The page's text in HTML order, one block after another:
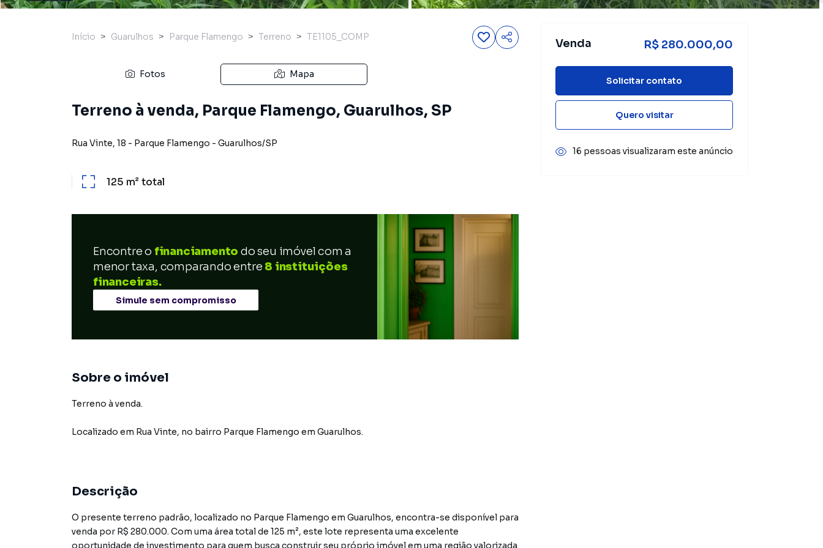
Início Guarulhos Parque Flamengo Terreno TE1105_COMP
Fotos Mapa
Terreno à venda, Parque Flamengo, Guarulhos, SP
Rua Vinte, 18 - Parque Flamengo - Guarulhos/SP
125 m²total
Encontre o financiamento do seu imóvel com a
menor taxa, comparando entre 8 instituições
financeiras.
Simule sem compromisso
Sobre o imóvel
Terreno à venda.
Localizado em Rua Vinte, no bairro Parque Flamengo em Guarulhos.
Descrição
O presente terreno padrão, localizado no Parque Flamengo em Guarulhos, encontra-se disponível para
venda por R$ 280.000. Com uma área total de 125 m², este lote representa uma excelente
oportunidade de investimento para quem busca construir seu próprio imóvel em uma região valorizada
Venda R$ 280.000,00
Solicitar contato
Quero visitar
16 pessoas visualizaram este anúncio